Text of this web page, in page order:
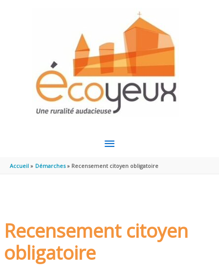
MENU
PRINCIPAL
Accueil Démarches Recensement citoyen obligatoire
Recensement citoyen
obligatoire